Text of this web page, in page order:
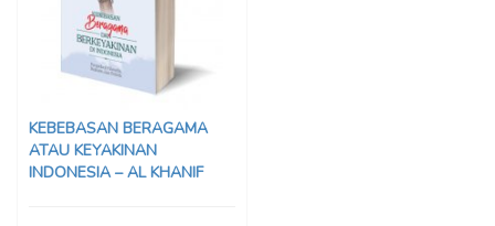
KEBEBASAN BERAGAMA
ATAU KEYAKINAN
INDONESIA – AL KHANIF